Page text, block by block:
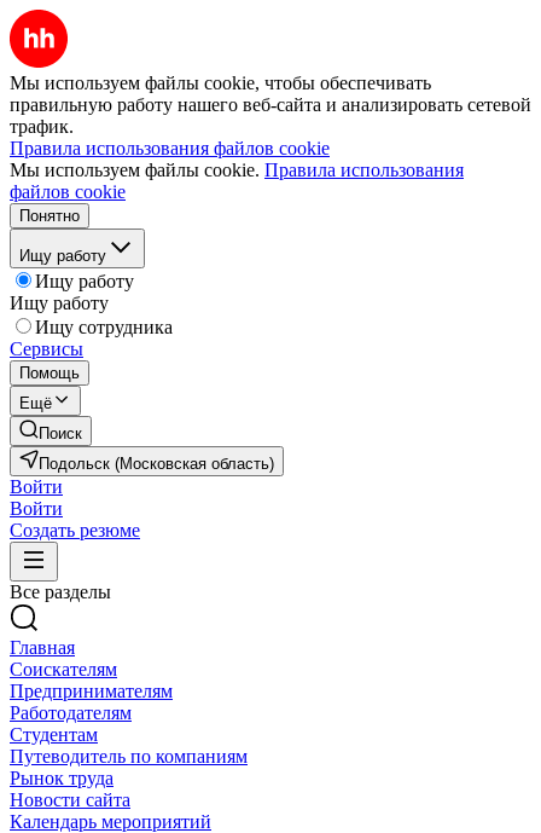
Мы используем файлы cookie, чтобы обеспечивать
правильную работу нашего веб-сайта и анализировать сетевой
трафик.
Правила использования файлов cookie
Мы используем файлы cookie. Правила использования
файлов cookie
Понятно
Ищу работу
Ищу работу
Ищу работу
Ищу сотрудника
Сервисы
Помощь
Ещё
Поиск
Подольск (Московская область)
Войти
Войти
Создать резюме
Все разделы
Главная
Соискателям
Предпринимателям
Работодателям
Студентам
Путеводитель по компаниям
Рынок труда
Новости сайта
Календарь мероприятий